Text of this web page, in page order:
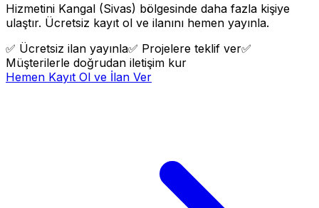
Hizmetini Kangal (Sivas) bölgesinde daha fazla kişiye
ulaştır. Ücretsiz kayıt ol ve ilanını hemen yayınla.
✅ Ücretsiz ilan yayınla✅ Projelere teklif ver✅
Müşterilerle doğrudan iletişim kur
Hemen Kayıt Ol ve İlan Ver